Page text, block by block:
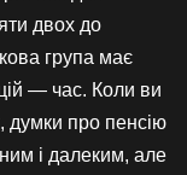
двох до
група має
— час. Коли ви
думки про пенсію
і далеким, але